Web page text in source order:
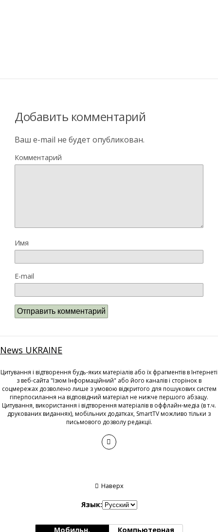
Добавить комментарий
Ваш e-mail не будет опубликован.
Комментарий
Имя
E-mail
News UKRAINE
Цитування і відтворення будь-яких матеріалів або їх фрагментів в Інтернеті
з веб-сайта "Ізюм Інформаційний" або його каналів і сторінок в
соцмережах дозволено лише з умовою відкритого для пошукових систем
гіперпосилання на відповідний матеріал не нижче першого абзацу.
Цитування, використання і відтворення матеріалів в оффлайн-медіа (в т.ч.
друкованих виданнях), мобільних додатках, SmartTV можливо тільки з
письмового дозволу редакції.
Наверх
Язык:
Мобильн. Компьютерная